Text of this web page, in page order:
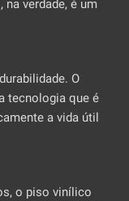
verdade, é um
O
tecnologia que é
a vida útil
o piso vinílico